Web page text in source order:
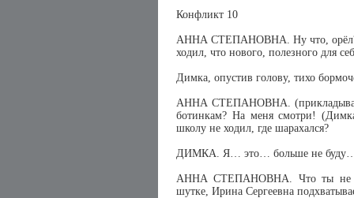
Конфликт 10
АННА СТЕПАНОВНА. Ну что, орёл?
ходил, что нового, полезного для
Димка, опустив голову, тихо
АННА СТЕПАНОВНА.
ботинкам? На меня смотри!
школу не ходил, где шарахался?
ДИМКА. Я… это… больше не
АННА СТЕПАНОВНА. Что ты не
шутке, Ирина Сергеевна